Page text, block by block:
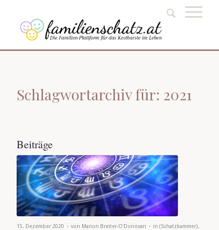
Schlagwortarchiv für: 2021
Beiträge
15. Dezember 2020 - von Marion Breiter-O'Donovan - in (Schatzkammer),